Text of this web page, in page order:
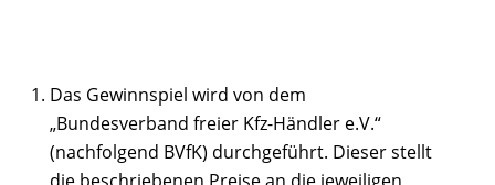
Das Gewinnspiel wird von dem
„Bundesverband freier Kfz-Händler e.V.“
(nachfolgend BVfK) durchgeführt. Dieser stellt